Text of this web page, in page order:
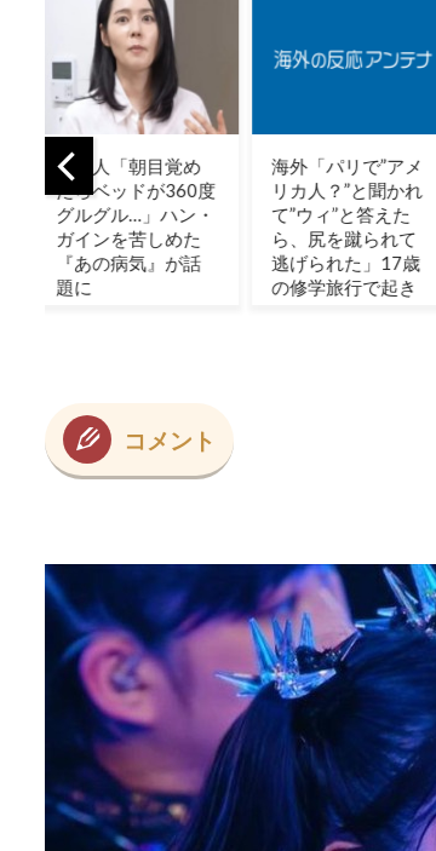
海外「日本のこの
場所は現実とは思
えないレベルで美
しい…！」外国人が
感動する日本の景
色とは・・・？
海外「パリで”アメ
リカ人？”と聞かれ
て”ウィ”と答えた
ら、尻を蹴られて
逃げられた」17歳
の修学旅行で起き
コメント